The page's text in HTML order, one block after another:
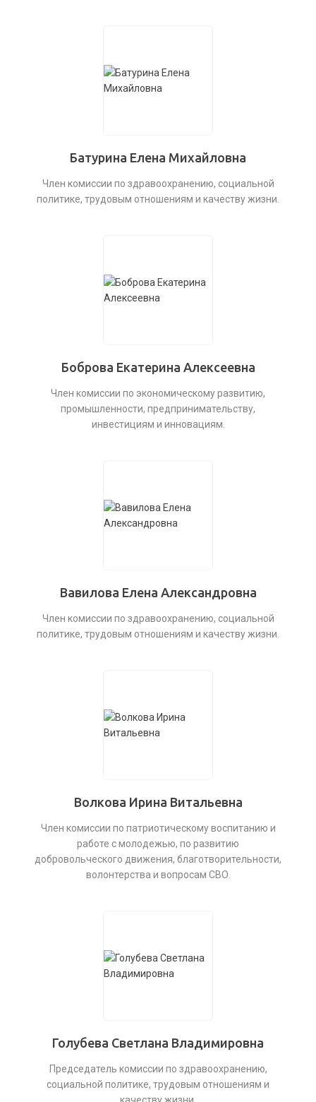
Батурина Елена Михайловна
Член комиссии по здравоохранению, социальной
политике, трудовым отношениям и качеству жизни.
Боброва Екатерина Алексеевна
Член комиссии по экономическому развитию,
промышленности, предпринимательству,
инвестициям и инновациям.
Вавилова Елена Александровна
Член комиссии по здравоохранению, социальной
политике, трудовым отношениям и качеству жизни.
Волкова Ирина Витальевна
Член комиссии по патриотическому воспитанию и
работе с молодежью, по развитию
добровольческого движения, благотворительности,
волонтерства и вопросам СВО.
Голубева Светлана Владимировна
Председатель комиссии по здравоохранению,
социальной политике, трудовым отношениям и